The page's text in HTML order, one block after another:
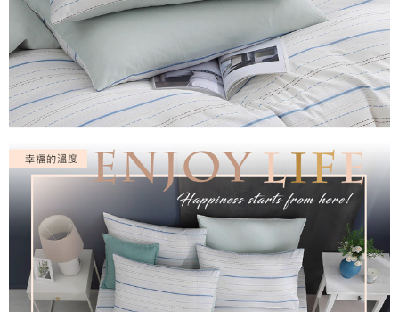
時審查核予不同之上限額度；若仍有額度不足之情形，本公司將視審查結果
請求用戶進行身份認證。
５．嚴禁一人註冊多個帳號或使用他人資訊註冊。若發現惡意使用之情形，
恩沛科技股份有限公司將有權停止該用戶之使用額度並採取法律行動。